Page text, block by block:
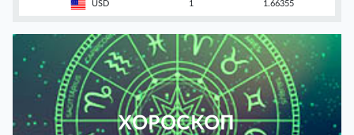
USD 1 1.66355
ХОРОСКОП